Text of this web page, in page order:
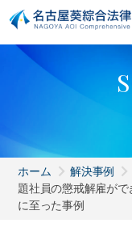
S
ホーム 解決事例
題社員の懲戒解雇が
に至った事例